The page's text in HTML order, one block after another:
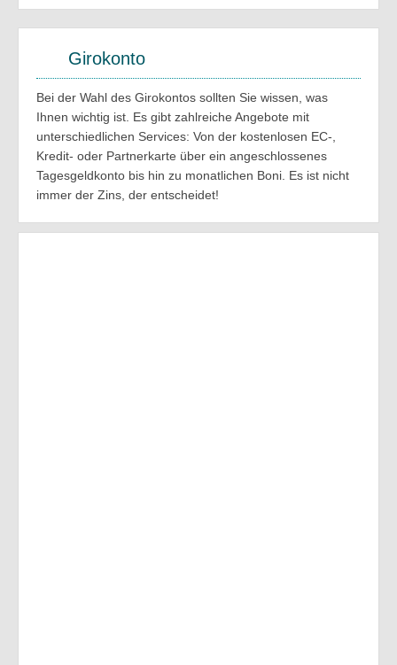
Girokonto
Bei der Wahl des Girokontos sollten Sie wissen, was
Ihnen wichtig ist. Es gibt zahlreiche Angebote mit
unterschiedlichen Services: Von der kostenlosen EC-,
Kredit- oder Partnerkarte über ein angeschlossenes
Tagesgeldkonto bis hin zu monatlichen Boni. Es ist nicht
immer der Zins, der entscheidet!